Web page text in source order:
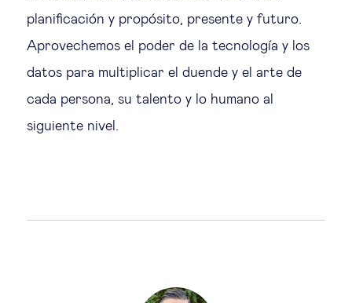
planificación y propósito, presente y futuro.
Aprovechemos el poder de la tecnología y los
datos para multiplicar el duende y el arte de
cada persona, su talento y lo humano al
siguiente nivel.